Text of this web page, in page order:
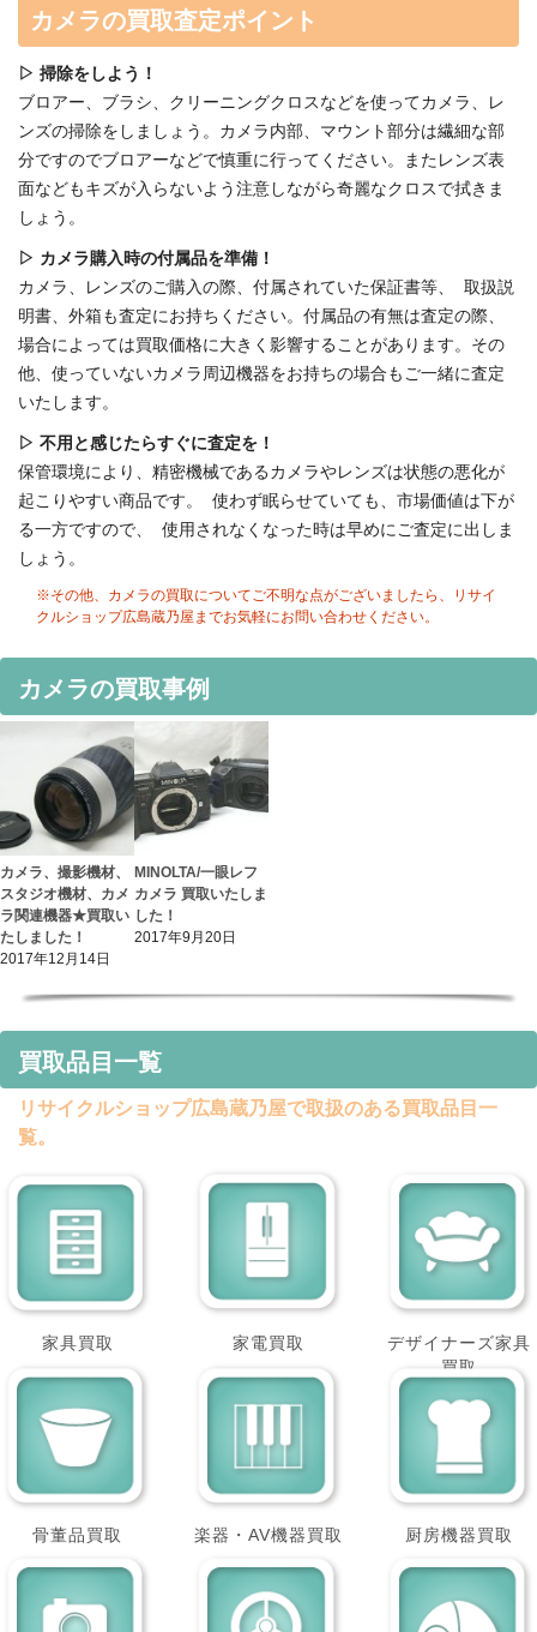
カメラの買取査定ポイント
▷ 掃除をしよう！
ブロアー、ブラシ、クリーニングクロスなどを使ってカメラ、レ
ンズの掃除をしましょう。カメラ内部、マウント部分は繊細な部
分ですのでブロアーなどで慎重に行ってください。またレンズ表
面などもキズが入らないよう注意しながら奇麗なクロスで拭きま
しょう。
▷ カメラ購入時の付属品を準備！
カメラ、レンズのご購入の際、付属されていた保証書等、 取扱説
明書、外箱も査定にお持ちください。付属品の有無は査定の際、
場合によっては買取価格に大きく影響することがあります。その
他、使っていないカメラ周辺機器をお持ちの場合もご一緒に査定
いたします。
▷ 不用と感じたらすぐに査定を！
保管環境により、精密機械であるカメラやレンズは状態の悪化が
起こりやすい商品です。 使わず眠らせていても、市場価値は下が
る一方ですので、 使用されなくなった時は早めにご査定に出しま
しょう。
※その他、カメラの買取についてご不明な点がございましたら、リサイ
クルショップ広島蔵乃屋までお気軽にお問い合わせください。
カメラの買取事例
カメラ、撮影機材、
スタジオ機材、カメ
ラ関連機器★買取い
たしました！
2017年12月14日
MINOLTA/一眼レフ
カメラ 買取いたしま
した！
2017年9月20日
買取品目一覧
リサイクルショップ広島蔵乃屋で取扱のある買取品目一
覧。
家具買取 家電買取
デザイナーズ家具
買取
骨董品買取 楽器・AV機器買取 厨房機器買取